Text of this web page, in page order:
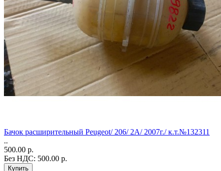
Бачок расширительный Peugeot/ 206/ 2A/ 2007г./ к.т.№132311
..
500.00 р.
Без НДС: 500.00 р.